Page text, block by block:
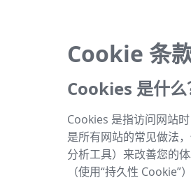
Cookie 条
Cookies 是什么
Cookies 是指访问网站
是所有网站的常见做法
分析工具）来改善您的
（使用“持久性 Cookie”）